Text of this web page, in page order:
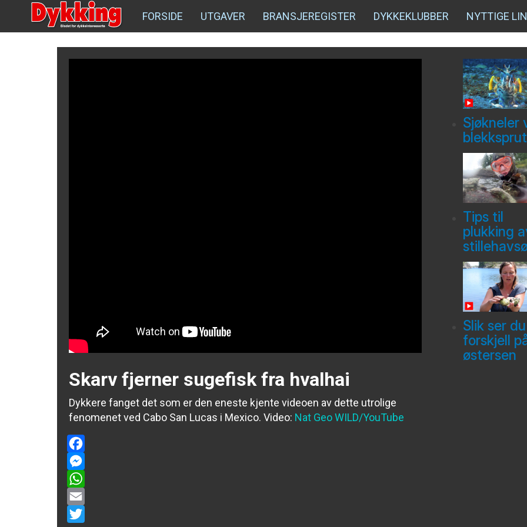
FORSIDE UTGAVER BRANSJEREGISTER DYKKEKLUBBER NYTTIGE
Skarv fjerner sugefisk fra hvalhai
Dykkere fanget det som er den eneste kjente videoen av dette utrolige
fenomenet ved Cabo San Lucas i Mexico. Video: Nat Geo WILD/YouTube
Facebook
Messenger
WhatsApp
Email
Sjøkneler
blekksprut
Tips til
plukking
Slik ser du
forskjell
østersen